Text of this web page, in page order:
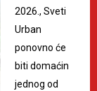
2026., Sveti
Urban
ponovno će
biti domaćin
jednog od